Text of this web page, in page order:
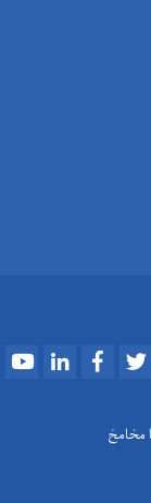
YoutubeLinkedIn